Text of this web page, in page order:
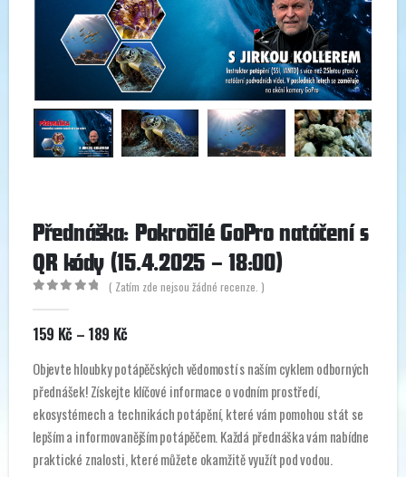
Přednáška: Pokročilé GoPro natáčení s
QR kódy (15.4.2025 – 18:00)
( Zatím zde nejsou žádné recenze. )
159 Kč – 189 KčRozpětí
cen:
159 Kč
až
189 Kč
Objevte hloubky potápěčských vědomostí s naším cyklem odborných
přednášek! Získejte klíčové informace o vodním prostředí,
ekosystémech a technikách potápění, které vám pomohou stát se
lepším a informovanějším potápěčem. Každá přednáška vám nabídne
praktické znalosti, které můžete okamžitě využít pod vodou.